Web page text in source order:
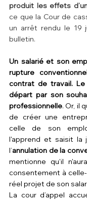
produit les effets
ce que la Cour de
un arrêt rendu le 19
bulletin.
rupture
contrat de travail.
départ par son
professionnelle. Or, il
de créer une
celle de son
l'apprend et saisit la
l’annulation de la
mentionne qu'il
consentement à
réel projet de son
La cour d’appel